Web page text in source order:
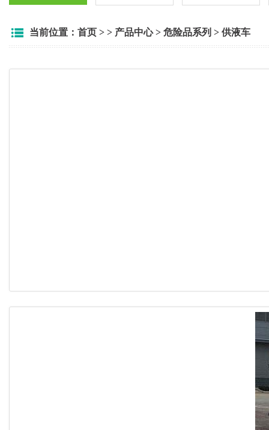
当前位置： 首页 > > 产品中心> 危险品系列 > 供液车